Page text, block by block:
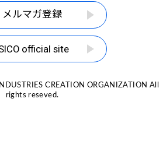
メルマガ登録
official site
CREATION ORGANIZATION All
rights reseved.